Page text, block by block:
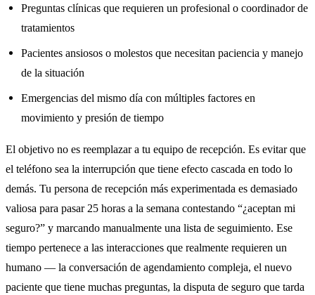
Preguntas clínicas que requieren un profesional o coordinador de
tratamientos
Pacientes ansiosos o molestos que necesitan paciencia y manejo
de la situación
Emergencias del mismo día con múltiples factores en
movimiento y presión de tiempo
El objetivo no es reemplazar a tu equipo de recepción. Es evitar que
el teléfono sea la interrupción que tiene efecto cascada en todo lo
demás. Tu persona de recepción más experimentada es demasiado
valiosa para pasar 25 horas a la semana contestando “¿aceptan mi
seguro?” y marcando manualmente una lista de seguimiento. Ese
tiempo pertenece a las interacciones que realmente requieren un
humano — la conversación de agendamiento compleja, el nuevo
paciente que tiene muchas preguntas, la disputa de seguro que tarda